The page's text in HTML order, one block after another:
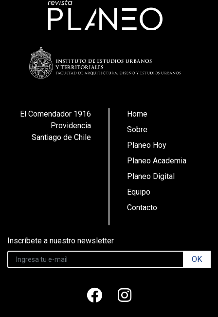
El Comendador 1916
Providencia
Santiago de Chile
Home
Sobre
Planeo Hoy
Planeo Academia
Planeo Digital
Equipo
Contacto
Inscríbete a nuestro newsletter
OK